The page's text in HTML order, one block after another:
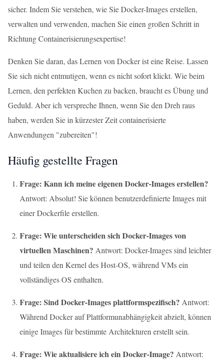
sicher. Indem Sie verstehen, wie Sie Docker-Images erstellen,
verwalten und verwenden, machen Sie einen großen Schritt in
Richtung Containerisierungsexpertise!
Denken Sie daran, das Lernen von Docker ist eine Reise. Lassen
Sie sich nicht entmutigen, wenn es nicht sofort klickt. Wie beim
Lernen, den perfekten Kuchen zu backen, braucht es Übung und
Geduld. Aber ich verspreche Ihnen, wenn Sie den Dreh raus
haben, werden Sie in kürzester Zeit containerisierte
Anwendungen "zubereiten"!
Häufig gestellte Fragen
Frage: Kann ich meine eigenen Docker-Images erstellen?
Antwort: Absolut! Sie können benutzerdefinierte Images mit
einer Dockerfile erstellen.
Frage: Wie unterscheiden sich Docker-Images von
virtuellen Maschinen? Antwort: Docker-Images sind leichter
und teilen den Kernel des Host-OS, während VMs ein
vollständiges OS enthalten.
Frage: Sind Docker-Images plattformspezifisch? Antwort:
Während Docker auf Plattformunabhängigkeit abzielt, können
einige Images für bestimmte Architekturen erstellt sein.
Frage: Wie aktualisiere ich ein Docker-Image? Antwort: